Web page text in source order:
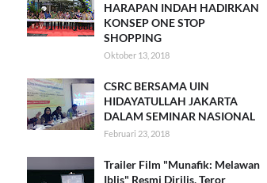
HARAPAN INDAH HADIRKAN
KONSEP ONE STOP
SHOPPING
Oktober 13, 2018
CSRC BERSAMA UIN
HIDAYATULLAH JAKARTA
DALAM SEMINAR NASIONAL
Februari 23, 2018
Trailer Film "Munafik: Melawan
Iblis" Resmi Dirilis, Teror